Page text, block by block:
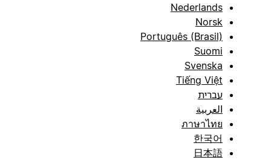
Nederlands
Norsk
Português (Brasil)
Suomi
Svenska
Tiếng Việt
עברית
العربية
ภาษาไทย
한국어
日本語